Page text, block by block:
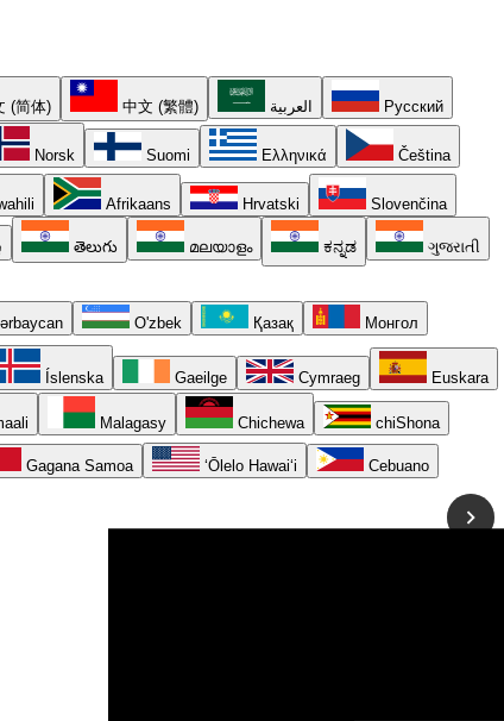
(简体) 中文 (繁體) العربية Русский
Norsk Suomi Ελληνικά Čeština
Afrikaans Hrvatski Slovenčina
తెలుగు മലയാളം ಕನ್ನಡ ગુજરાતી
O'zbek Қазақ Монгол
Íslenska Gaeilge Cymraeg Euskara
Malagasy Chichewa chiShona
Gagana Samoa ʻŌlelo Hawaiʻi Cebuano